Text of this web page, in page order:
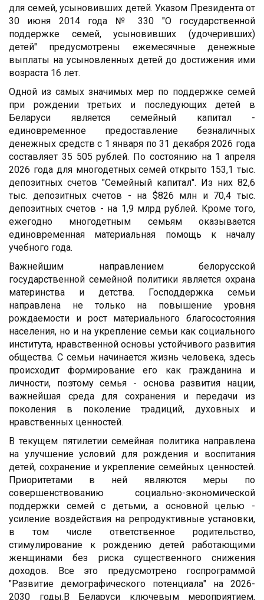
для семей, усыновивших детей. Указом Президента от
30 июня 2014 года № 330 "О государственной
поддержке семей, усыновивших (удочеривших)
детей" предусмотрены ежемесячные денежные
выплаты на усыновленных детей до достижения ими
возраста 16 лет.
Одной из самых значимых мер по поддержке семей
при рождении третьих и последующих детей в
Беларуси является семейный капитал -
единовременное предоставление безналичных
денежных средств с 1 января по 31 декабря 2026 года
составляет 35 505 рублей. По состоянию на 1 апреля
2026 года для многодетных семей открыто 153,1 тыс.
депозитных счетов "Семейный капитал". Из них 82,6
тыс. депозитных счетов - на $826 млн и 70,4 тыс.
депозитных счетов - на 1,9 млрд рублей. Кроме того,
ежегодно многодетным семьям оказывается
единовременная материальная помощь к началу
учебного года.
Важнейшим направлением белорусской
государственной семейной политики является охрана
материнства и детства. Господдержка семьи
направлена не только на повышение уровня
рождаемости и рост материального благосостояния
населения, но и на укрепление семьи как социального
института, нравственной основы устойчивого развития
общества. С семьи начинается жизнь человека, здесь
происходит формирование его как гражданина и
личности, поэтому семья - основа развития нации,
важнейшая среда для сохранения и передачи из
поколения в поколение традиций, духовных и
нравственных ценностей.
В текущем пятилетии семейная политика направлена
на улучшение условий для рождения и воспитания
детей, сохранение и укрепление семейных ценностей.
Приоритетами в ней являются меры по
совершенствованию социально-экономической
поддержки семей с детьми, а основной целью -
усиление воздействия на репродуктивные установки,
в том числе ответственное родительство,
стимулирование к рождению детей работающими
женщинами без риска существенного снижения
доходов. Все это предусмотрено госпрограммой
"Развитие демографического потенциала" на 2026-
2030 годы.В Беларуси ключевым мероприятием,